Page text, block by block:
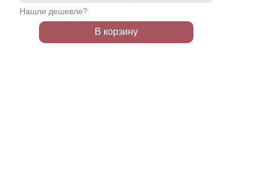
Нашли дешевле?
В корзину